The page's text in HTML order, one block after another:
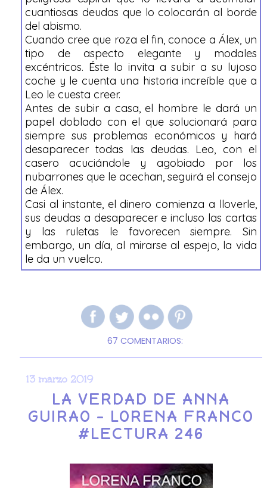
cuantiosas deudas que lo colocarán al borde
del abismo.
Cuando cree que roza el fin, conoce a Álex, un
tipo de aspecto elegante y modales
excéntricos. Éste lo invita a subir a su lujoso
coche y le cuenta una historia increíble que a
Leo le cuesta creer.
Antes de subir a casa, el hombre le dará un
papel doblado con el que solucionará para
siempre sus problemas económicos y hará
desaparecer todas las deudas. Leo, con el
casero acuciándole y agobiado por los
nubarrones que le acechan, seguirá el consejo
de Álex.
Casi al instante, el dinero comienza a lloverle,
sus deudas a desaparecer e incluso las cartas
y las ruletas le favorecen siempre. Sin
embargo, un día, al mirarse al espejo, la vida
le da un vuelco.
67 COMENTARIOS:
13 marzo 2019
LA VERDAD DE ANNA
GUIRAO - LORENA FRANCO
#LECTURA 246